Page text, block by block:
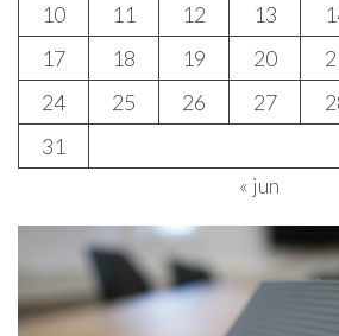
10
11 12 13
17
18 19 20
24
25 26 27
31
« jun